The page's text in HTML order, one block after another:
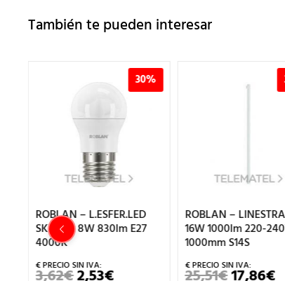
También te pueden interesar
30%
ROBLAN – L.ESFER.LED
SKY A15 8W 830lm E27
4000K
EL EL
ROBLAN –
16W 1000lm 220-
1000mm S14S
EL EL